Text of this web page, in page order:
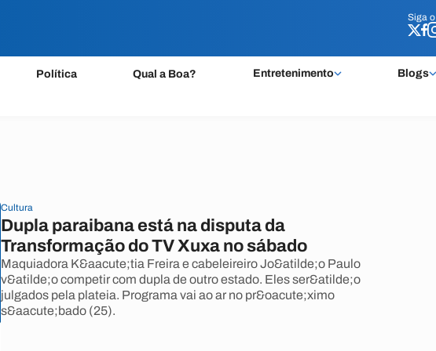
Siga o
Política Qual a Boa? Entretenimento Blogs
Siga o
Cultura
Dupla paraibana está na disputa da
Transformação do TV Xuxa no sábado
Maquiadora K&aacute;tia Freira e cabeleireiro Jo&atilde;o Paulo
v&atilde;o competir com dupla de outro estado. Eles ser&atilde;o
julgados pela plateia. Programa vai ao ar no pr&oacute;ximo
s&aacute;bado (25).